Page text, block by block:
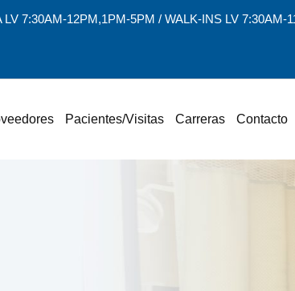
7:30AM-12PM,1PM-5PM / WALK-INS LV 7:30AM-
Pacientes/Visitas Carreras Contacto